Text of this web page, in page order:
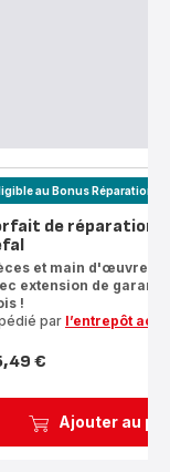
Ajouter au
au Bonus Réparation : -
de réparation
et main d'œuvre
extension de
!
par l’entrepôt
€